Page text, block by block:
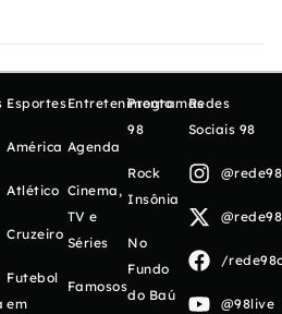
Esportes
América
Atlético
Cruzeiro
Futebol
em
Entretenimento
Agenda
Cinema,
TV e
Séries
Famosos
Programas
98
Rock
Insônia
No
Fundo
do Baú
Redes
Sociais 98
/
@98live